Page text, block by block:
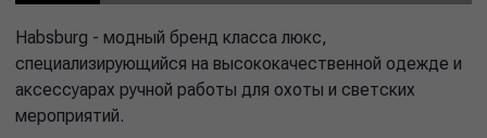
Habsburg - модный бренд класса люкс,
специализирующийся на высококачественной одежде и
аксессуарах ручной работы для охоты и светских
мероприятий.